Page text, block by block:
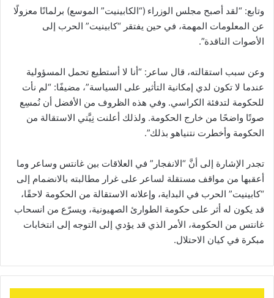
وتابع: “لقد أصبح مجلس الوزراء (“الكابينيت” الموسع) برلمانًا معزولًا
عن المعلومات المهمة، في حين يفتقر “كابينيت” الحرب إلى
الأصوات الناقدة”.
وعن سبب استقالته، قال ساعر: “أنا لا أستطيع تحمل المسؤولية
عندما لا تكون لدي إمكانية التأثير على السياسة”، مضيفًا: “لم نأت
للحكومة لتدفئة الكراسي. وفي هذه الظروف من الأفضل أن نُمسِع
صوتًا واضحًا من خارج الحكومة. ولذلك أعلنت نِيَّتي الاستقالة من
الحكومة وأخطرت نتنياهو بذلك”.
تجدر الإشارة إلى أنَّ “الانفجار” في العلاقات بين غانتس وساعر وما
أعقبها من مواقف مستقلة لساعر على غرار مطالبته بالانضمام إلى
“كابينيت” الحرب في البداية، وإعلانه الاستقالة من الحكومة لاحقًا،
قد يكون له أثر على حكومة الطوارئ الصهيونية، ويسرّع من انسحاب
غانتس من الحكومة، الأمر الذي قد يؤدي إلى التوجه إلى انتخابات
مبكرة في كيان الاحتلال.